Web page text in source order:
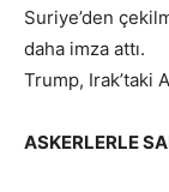
Suriye’den
daha imza attı.
Trump, Irak’taki
ASKERLERLE